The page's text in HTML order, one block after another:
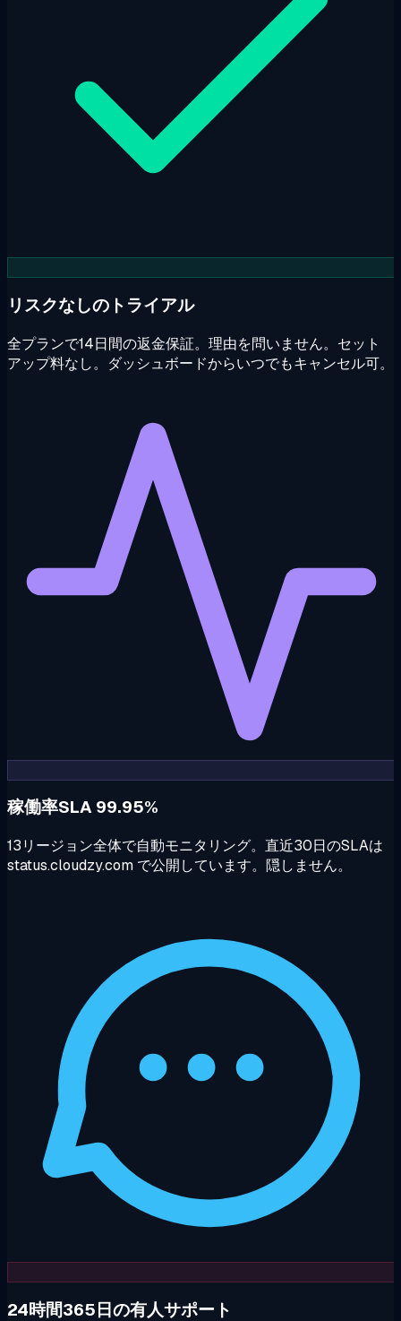
リスクなしのトライアル
全プランで14日間の返金保証。理由を問いません。セット
アップ料なし。ダッシュボードからいつでもキャンセル可。
稼働率SLA 99.95%
13リージョン全体で自動モニタリング。直近30日のSLAは
status.cloudzy.com で公開しています。隠しません。
24時間365日の有人サポート